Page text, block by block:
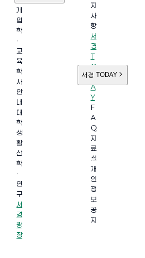
개
입
학
·
교
육
학
사
안
내
대
학
생
활
산
학
·
연
구
서
경
광
장
지
사
항
서
경
T
O
D
A
Y
F
A
Q
자
료
실
개
인
정
보
공
지
서경 TODAY